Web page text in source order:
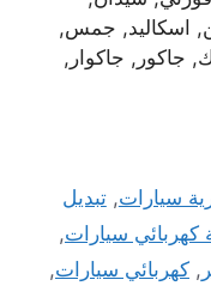
اسكاليد, جمس,
جاكور, جاكوار,
سيارات,تبديل
كهربائي سيارات,
, كهربائي سيارات,